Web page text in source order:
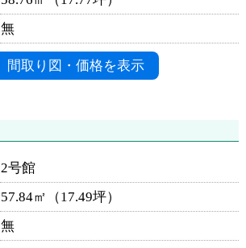
無
間取り図・価格を表示
2号館
57.84㎡（17.49坪）
無